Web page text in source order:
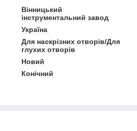
Вінницький
інструментальний завод
Україна
Для наскрізних отворів/Для
глухих отворів
Новий
Конічний